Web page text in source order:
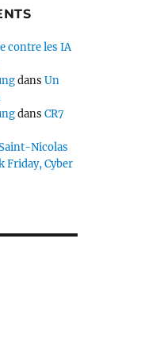
contre les IA
dansUn
dansCR7
Nicolas
Friday, Cyber